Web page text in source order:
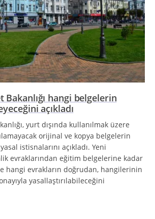
Bakanlığı hangi belgelerin
açıkladı
yurt dışında kullanılmak üzere
orijinal ve kopya belgelerin
istisnalarını açıkladı. Yeni
evraklarından eğitim belgelerine kadar
hangi evrakların doğrudan, hangilerinin
yasallaştırılabileceğini